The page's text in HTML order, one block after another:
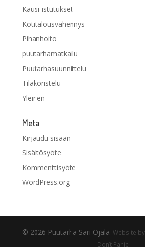
Kausi-istutukset
Kotitalousvähennys
Pihanhoito
puutarhamatkailu
Puutarhasuunnittelu
Tilakoristelu
Yleinen
Meta
Kirjaudu sisään
Sisältösyöte
Kommenttisyöte
WordPress.org
© 2026 Puutarha Sari Ojala. Website by
– Don’t Panic